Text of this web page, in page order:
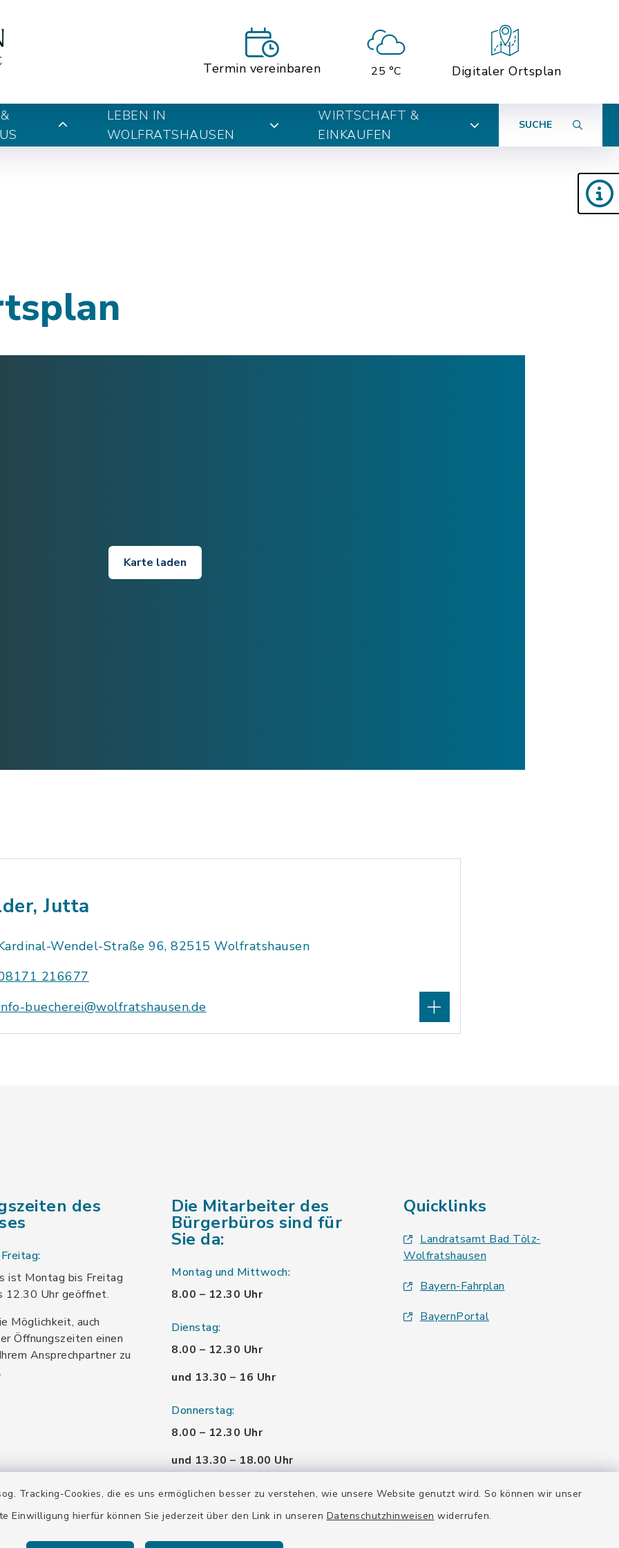
Tracking-Cookies, die es uns ermöglichen besser zu verstehen, wie unsere Website genutzt wird. So können wir unser
Einwilligung hierfür können Sie jederzeit über den Link in unseren Datenschutzhinweisen widerrufen.
Termin vereinbaren 25 °C Digitaler Ortsplan
LEBEN IN
WOLFRATSHAUSEN
WIRTSCHAFT &
EINKAUFEN
SUCHE
Karte laden
Jutta
Wendel-Straße 96, 82515 Wolfratshausen
216677
buecherei@wolfratshausen.de
des
ist Montag bis Freitag
12.30 Uhr geöffnet.
Möglichkeit, auch
Öffnungszeiten einen
Ansprechpartner zu
Die Mitarbeiter des
Bürgerbüros sind für
Sie da:
Montag und Mittwoch:
8.00 – 12.30 Uhr
Dienstag:
8.00 – 12.30 Uhr
und 13.30 – 16 Uhr
Donnerstag:
8.00 – 12.30 Uhr
und 13.30 – 18.00 Uhr
Freitag:
8.00 – 12.30 Uhr
Quicklinks
Landratsamt Bad Tölz-
Wolfratshausen
Bayern-Fahrplan
BayernPortal